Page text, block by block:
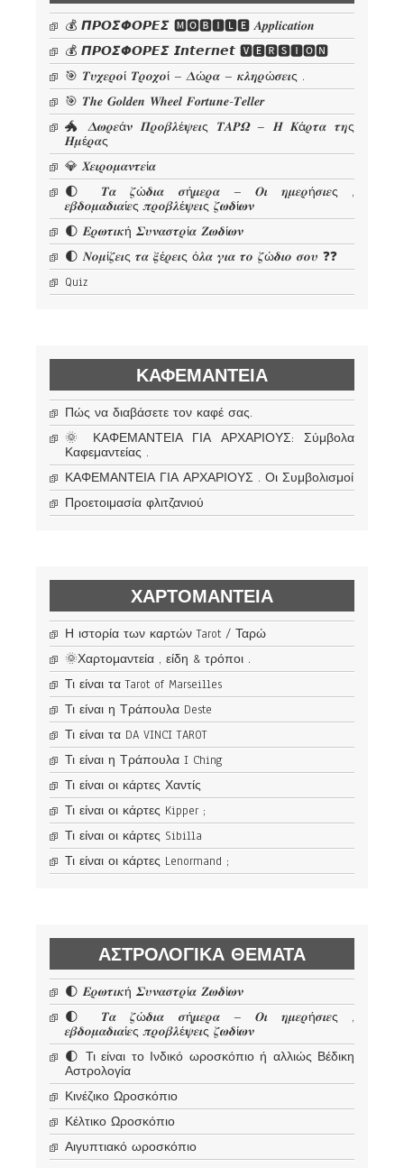
💰 𝞟𝞠𝞞𝞢𝞥𝞞𝞠𝞔𝞢 🅼🅾🅱🅸🅻🅴 𝜜𝒑𝒑𝒍𝒊𝒄𝒂𝒕𝒊𝒐𝒏
💰 𝞟𝞠𝞞𝞢𝞥𝞞𝞠𝞔𝞢 𝙄𝙣𝙩𝙚𝙧𝙣𝙚𝙩 🆅🅴🆁🆂🅸🅾🅽
🎯 𝜯𝝊𝝌𝜺𝝆𝝄ί 𝜯𝝆𝝄𝝌𝝄ί – 𝜟ώ𝝆𝜶 – 𝜿𝝀𝜼𝝆ώ𝝈𝜺𝜾ς .
🎯 𝑻𝒉𝒆 𝑮𝒐𝒍𝒅𝒆𝒏 𝑾𝒉𝒆𝒆𝒍 𝑭𝒐𝒓𝒕𝒖𝒏𝒆-𝑻𝒆𝒍𝒍𝒆𝒓
🐲 𝜟𝝎𝝆𝜺ά𝝂 𝜫𝝆𝝄𝜷𝝀έ𝝍𝜺𝜾ς 𝜯𝜜𝜬𝜴 – 𝜢 𝜥ά𝝆𝝉𝜶 𝝉𝜼ς
𝜢𝝁έ𝝆𝜶ς
💎 𝜲𝜺𝜾𝝆𝝄𝝁𝜶𝝂𝝉𝜺ί𝜶
🌓 𝜯𝜶 𝜻ώ𝜹𝜾𝜶 𝝈ή𝝁𝜺𝝆𝜶 – 𝜪𝜾 𝜼𝝁𝜺𝝆ή𝝈𝜾𝜺ς ,
𝜺𝜷𝜹𝝄𝝁𝜶𝜹𝜾𝜶ί𝜺ς 𝝅𝝆𝝄𝜷𝝀έ𝝍𝜺𝜾ς 𝜻𝝎𝜹ί𝝎𝝂
🌓 𝜠𝝆𝝎𝝉𝜾𝜿ή 𝜮𝝊𝝂𝜶𝝈𝝉𝝆ί𝜶 𝜡𝝎𝜹ί𝝎𝝂
🌓 𝜨𝝄𝝁ί𝜻𝜺𝜾ς 𝝉𝜶 𝝃έ𝝆𝜺𝜾ς ό𝝀𝜶 𝜸𝜾𝜶 𝝉𝝄 𝜻ώ𝜹𝜾𝝄 𝝈𝝄𝝊 ❓❓
Quiz
ΚΑΦΕΜΑΝΤΕΊΑ
Πώς να διαβάσετε τον καφέ σας.
🌞 ΚΑΦΕΜΑΝΤΕΙΑ ΓΙΑ ΑΡΧΑΡΙΟΥΣ: Σύμβολα
Καφεμαντείας .
ΚΑΦΕΜΑΝΤΕΙΑ ΓΙΑ ΑΡΧΑΡΙΟΥΣ . Οι Συμβολισμοί
Προετοιμασία φλιτζανιού
ΧΑΡΤΟΜΑΝΤΕΊΑ
Η ιστορία των καρτών Tarot / Ταρώ
🌞Χαρτομαντεία , είδη & τρόποι .
Τι είναι τα Tarot of Marseilles
Τι είναι η Τράπουλα Deste
Τι είναι τα DA VINCI TAROT
Τι είναι η Τράπουλα I Ching
Τι είναι οι κάρτες Χαντίς
Τι είναι οι κάρτες Kipper ;
Τι είναι οι κάρτες Sibilla
Τι είναι οι κάρτες Lenormand ;
ΑΣΤΡΟΛΟΓΙΚΆ ΘΈΜΑΤΑ
🌓 𝜠𝝆𝝎𝝉𝜾𝜿ή 𝜮𝝊𝝂𝜶𝝈𝝉𝝆ί𝜶 𝜡𝝎𝜹ί𝝎𝝂
🌓 𝜯𝜶 𝜻ώ𝜹𝜾𝜶 𝝈ή𝝁𝜺𝝆𝜶 – 𝜪𝜾 𝜼𝝁𝜺𝝆ή𝝈𝜾𝜺ς ,
𝜺𝜷𝜹𝝄𝝁𝜶𝜹𝜾𝜶ί𝜺ς 𝝅𝝆𝝄𝜷𝝀έ𝝍𝜺𝜾ς 𝜻𝝎𝜹ί𝝎𝝂
🌓 Τι είναι το Ινδικό ωροσκόπιο ή αλλιώς Βέδικη
Αστρολογία
Κινέζικο Ωροσκόπιο
Κέλτικο Ωροσκόπιο
Αιγυπτιακό ωροσκόπιο